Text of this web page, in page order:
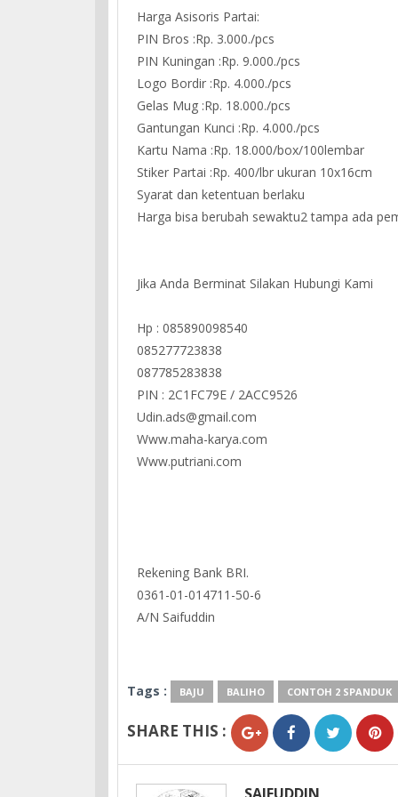
Harga Asisoris Partai:
PIN Bros :Rp. 3.000./pcs
PIN Kuningan :Rp. 9.000./pcs
Logo Bordir :Rp. 4.000./pcs
Gelas Mug :Rp. 18.000./pcs
Gantungan Kunci :Rp. 4.000./pcs
Kartu Nama :Rp. 18.000/box/100lembar
Stiker Partai :Rp. 400/lbr ukuran 10x16cm
Syarat dan ketentuan berlaku
Harga bisa berubah sewaktu2 tampa ada
Jika Anda Berminat Silakan Hubungi Kami
Hp : 085890098540
085277723838
087785283838
PIN : 2C1FC79E / 2ACC9526
Udin.ads@gmail.com
Www.maha-karya.com
Www.putriani.com
Rekening Bank BRI.
0361-01-014711-50-6
A/N Saifuddin
Tags : BAJU BALIHO CONTOH 2 SPANDUK
SHARE THIS :